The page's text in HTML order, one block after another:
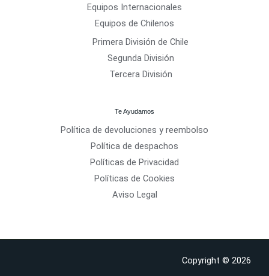
Equipos Internacionales
Equipos de Chilenos
Primera División de Chile
Segunda División
Tercera División
Te Ayudamos
Política de devoluciones y reembolso
Política de despachos
Políticas de Privacidad
Políticas de Cookies
Aviso Legal
Copyright © 2026